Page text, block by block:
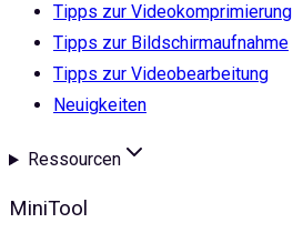
Tipps zur Videokomprimierung
Tipps zur Bildschirmaufnahme
Tipps zur Videobearbeitung
Neuigkeiten
Ressourcen
MiniTool